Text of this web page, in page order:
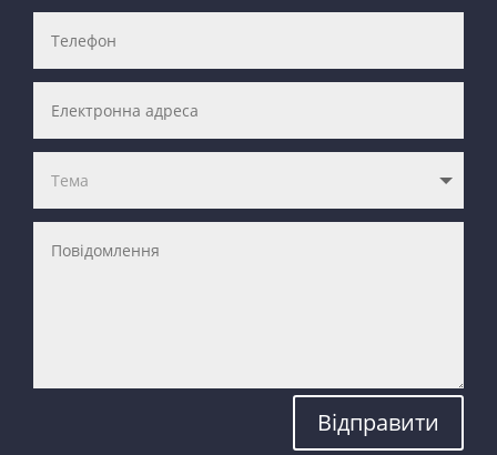
Відправити